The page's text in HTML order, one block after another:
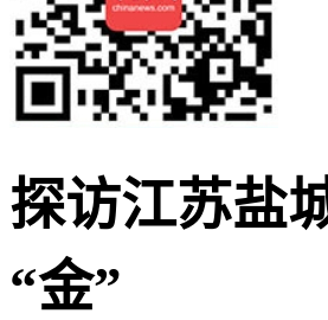
探访江苏盐
“金”